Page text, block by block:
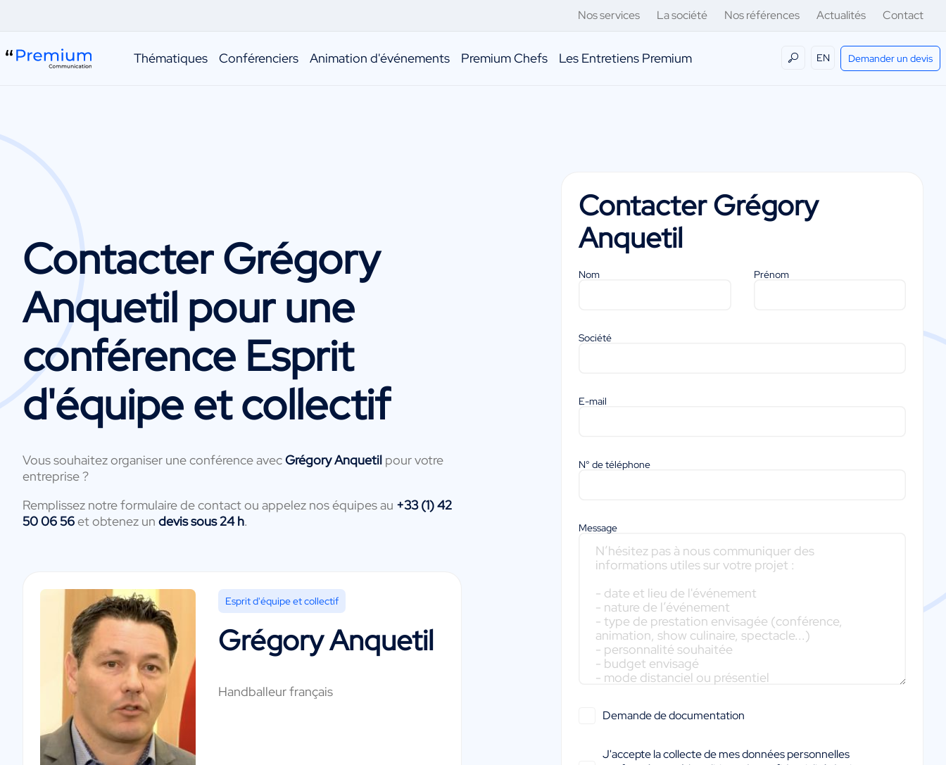
Nos services La société Nos références Actualités Contact
Thématiques Conférenciers Animation d'événements Premium Chefs Les Entretiens Premium EN Demander un devis
ContacterGrégory
Anquetil pour une
conférence Esprit
d'équipe et collectif
Vous souhaitez organiser une conférence avecGrégory Anquetil pour votre
entreprise ?
Remplissez notre formulaire de contact ou appelez nos équipes au +33 (1) 42
50 06 56et obtenez un devis sous 24 h.
Esprit d'équipe et collectif
Grégory Anquetil
Handballeur français
ContacterGrégory
Anquetil
Nom Prénom
Société
E-mail
N° de téléphone
Message
Demande de documentation
J'accepte la collecte de mes données personnelles